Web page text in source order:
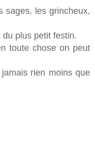
les grincheux,
petit festin.
chose on peut
rien moins que